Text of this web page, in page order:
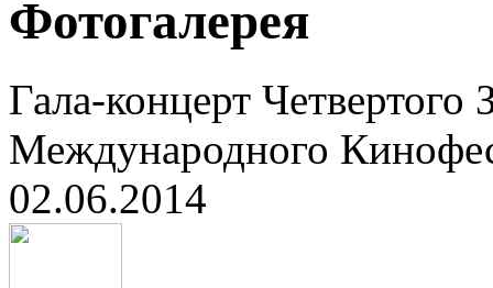
Фотогалерея
Гала-концерт Четвертого
Международного
02.06.2014